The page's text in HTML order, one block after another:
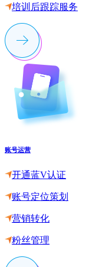
培训后跟踪服务
账号运营
开通蓝V认证
账号定位策划
营销转化
粉丝管理